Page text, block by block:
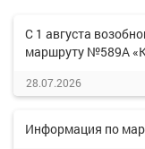
С 1 августа
маршруту №589А
28.07.2026
Информация по